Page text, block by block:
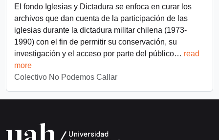
El fondo Iglesias y Dictadura se enfoca en curar los
archivos que dan cuenta de la participación de las
iglesias durante la dictadura militar chilena (1973-
1990) con el fin de permitir su conservación, su
investigación y el acceso por parte del público… read
more
Colectivo No Podemos Callar